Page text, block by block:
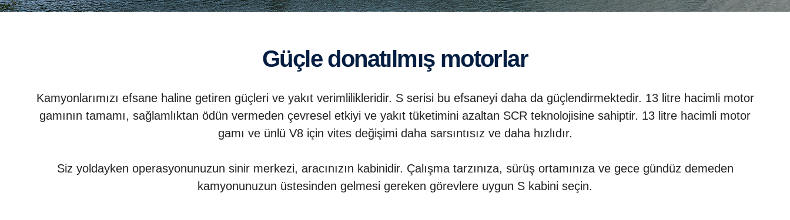
Güçle donatılmış motorlar
Kamyonlarımızı efsane haline getiren güçleri ve yakıt verimlilikleridir. S serisi bu efsaneyi daha da güçlendirmektedir. 13 litre hacimli motor
gamının tamamı, sağlamlıktan ödün vermeden çevresel etkiyi ve yakıt tüketimini azaltan SCR teknolojisine sahiptir. 13 litre hacimli motor
gamı ve ünlü V8 için vites değişimi daha sarsıntısız ve daha hızlıdır.
Siz yoldayken operasyonunuzun sinir merkezi, aracınızın kabinidir. Çalışma tarzınıza, sürüş ortamınıza ve gece gündüz demeden
kamyonunuzun üstesinden gelmesi gereken görevlere uygun S kabini seçin.